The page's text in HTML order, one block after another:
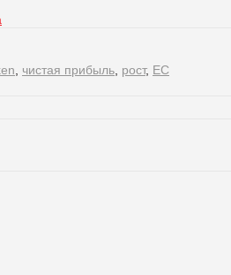
чистая прибыль рост, ЕС